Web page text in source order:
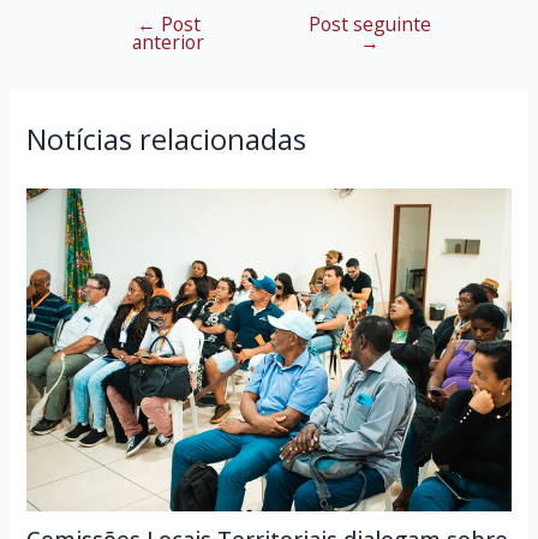
Navegação
← Post
anterior
Post seguinte
→
Notícias relacionadas